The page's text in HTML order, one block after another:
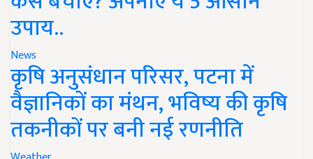
उपाय..
News
कृषि अनुसंधान परिसर, पटना में
वैज्ञानिकों का मंथन, भविष्य की कृषि
तकनीकों पर बनी नई रणनीति